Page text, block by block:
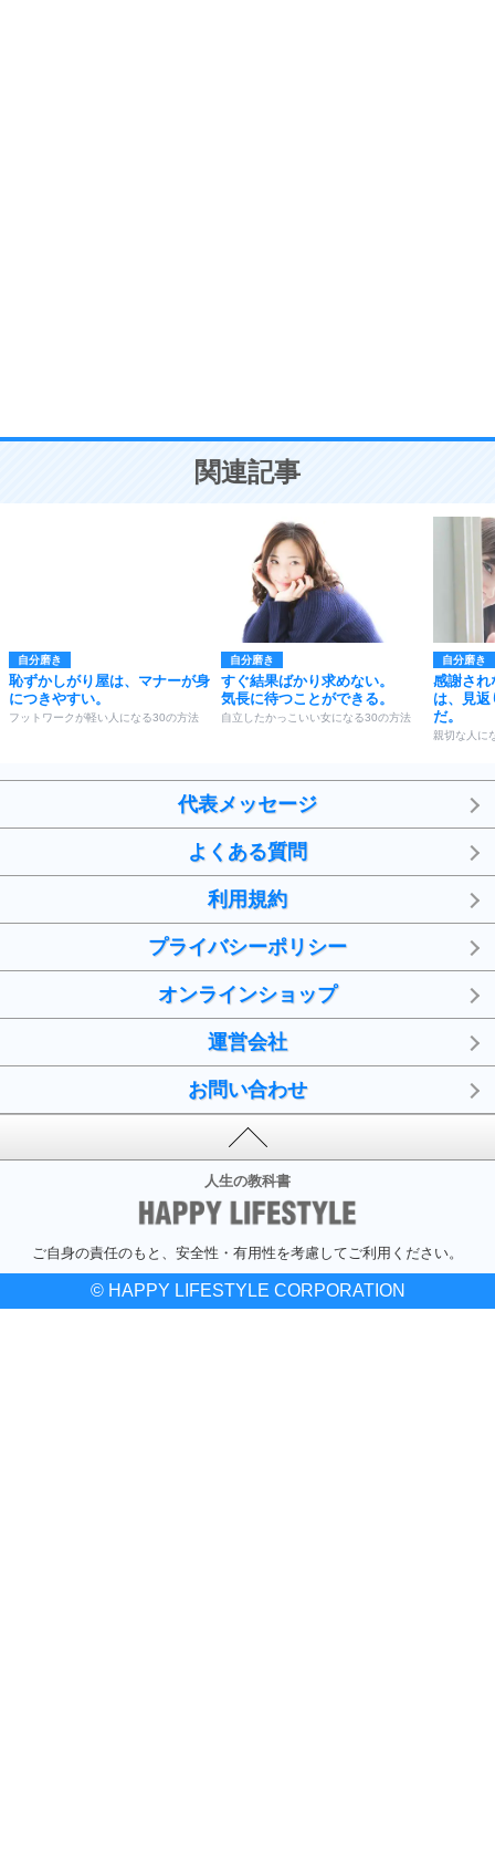
ことが大切。
関連記事
自分磨き
恥ずかしがり屋は、マナーが身
につきやすい。
フットワークが軽い人になる30の方法
自分磨き
すぐ結果ばかり求めない。
気長に待つことができる。
自立したかっこいい女になる30の方法
自分磨き
感謝され
は、見返
だ。
親切な人に
代表メッセージ
よくある質問
利用規約
プライバシーポリシー
オンラインショップ
運営会社
お問い合わせ
人生の教科書
ご自身の責任のもと、安全性・有用性を考慮してご利用ください。
© HAPPY LIFESTYLE CORPORATION